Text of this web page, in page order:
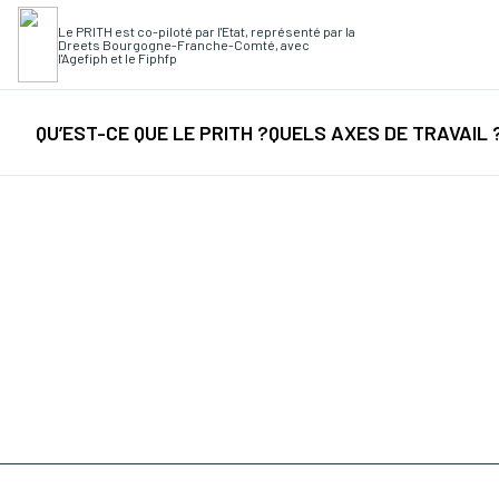
Le PRITH est co-piloté par l'Etat, représenté par la
Dreets Bourgogne-Franche-Comté, avec
l'Agefiph et le Fiphfp
QU’EST-CE QUE LE PRITH ?QUELS AXES DE TRAVAIL
Collectes/